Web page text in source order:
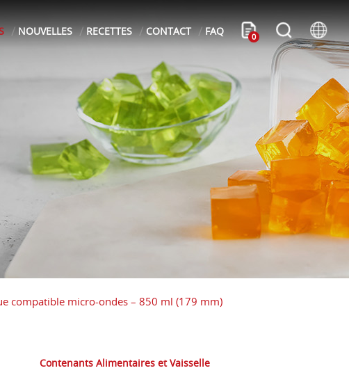
NOUVELLES RECETTES CONTACT FAQ 0
compatible micro-ondes – 850 ml (179 mm)
Contenants Alimentaires et Vaisselle